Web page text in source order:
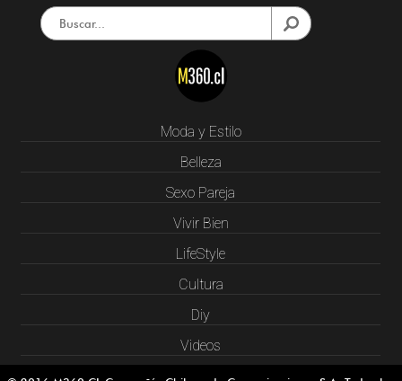
Moda y Estilo
Belleza
Sexo Pareja
Vivir Bien
LifeStyle
Cultura
Diy
Videos